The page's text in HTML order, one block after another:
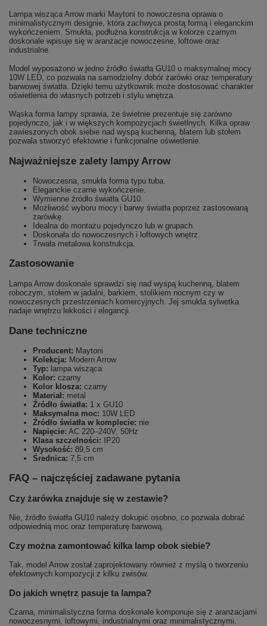
Lampa wisząca Arrow marki Maytoni to nowoczesna oprawa o
minimalistycznym designie, która zachwyca prostą formą i eleganckim
wykończeniem. Smukła, podłużna konstrukcja w kolorze czarnym
doskonale wpisuje się w aranżacje nowoczesne, loftowe oraz
industrialne.
Model wyposażono w jedno źródło światła GU10 o maksymalnej mocy
10W LED, co pozwala na samodzielny dobór żarówki oraz temperatury
barwowej światła. Dzięki temu użytkownik może dostosować charakter
oświetlenia do własnych potrzeb i stylu wnętrza.
Wąska forma lampy sprawia, że świetnie prezentuje się zarówno
pojedynczo, jak i w większych kompozycjach świetlnych. Kilka opraw
zawieszonych obok siebie nad wyspą kuchenną, blatem lub stołem
pozwala stworzyć efektowne i funkcjonalne oświetlenie.
Najważniejsze zalety lampy Arrow
Nowoczesna, smukła forma typu tuba.
Eleganckie czarne wykończenie.
Wymienne źródło światła GU10.
Możliwość wyboru mocy i barwy światła poprzez zastosowaną
żarówkę.
Idealna do montażu pojedynczo lub w grupach.
Doskonała do nowoczesnych i loftowych wnętrz.
Trwała metalowa konstrukcja.
Zastosowanie
Lampa Arrow doskonale sprawdzi się nad wyspą kuchenną, blatem
roboczym, stołem w jadalni, barkiem, stolikiem nocnym czy w
nowoczesnych przestrzeniach komercyjnych. Jej smukła sylwetka
nadaje wnętrzu lekkości i elegancji.
Dane techniczne
Producent: Maytoni
Kolekcja: Modern Arrow
Typ: lampa wisząca
Kolor: czarny
Kolor klosza: czarny
Materiał: metal
Źródło światła: 1 x GU10
Maksymalna moc: 10W LED
Źródło światła w komplecie: nie
Napięcie: AC 220–240V, 50Hz
Klasa szczelności: IP20
Wysokość: 89,5 cm
Średnica: 7,5 cm
FAQ – najczęściej zadawane pytania
Czy żarówka znajduje się w zestawie?
Nie, źródło światła GU10 należy dokupić osobno, co pozwala dobrać
odpowiednią moc oraz temperaturę barwową.
Czy można zamontować kilka lamp obok siebie?
Tak, model Arrow został zaprojektowany również z myślą o tworzeniu
efektownych kompozycji z kilku zwisów.
Do jakich wnętrz pasuje ta lampa?
Czarna, minimalistyczna forma doskonale komponuje się z aranżacjami
nowoczesnymi, loftowymi, industrialnymi oraz minimalistycznymi.